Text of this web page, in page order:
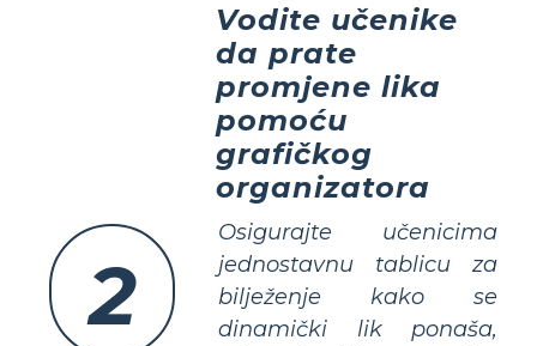
2
Vodite učenike
da prate
promjene lika
pomoću
grafičkog
organizatora
Osigurajte učenicima
jednostavnu tablicu za
bilježenje kako se
dinamički lik ponaša,